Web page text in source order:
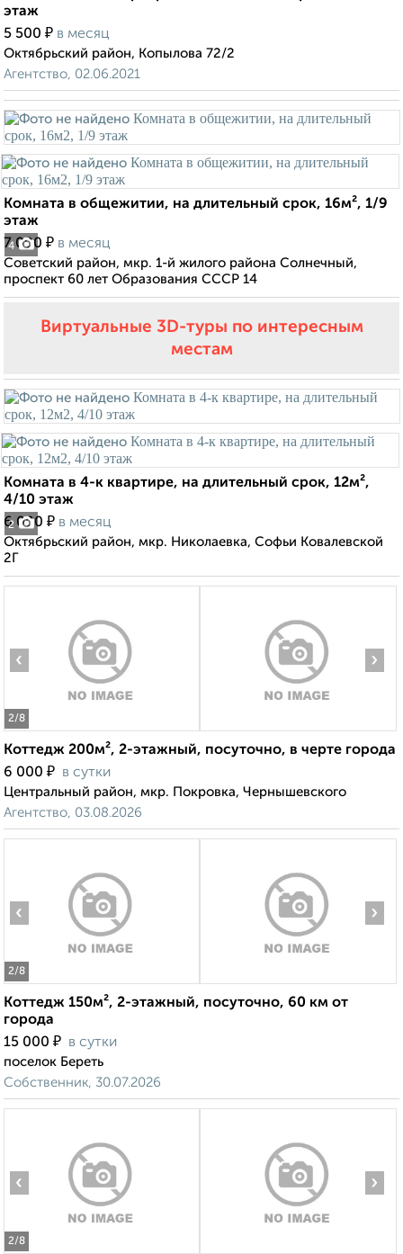
этаж
5 500 ₽ в месяц
Октябрьский район, Копылова 72/2
Агентство, 02.06.2021
4
Комната в общежитии, на длительный срок, 16м², 1/9
этаж
7 000 ₽ в месяц
Советский район, мкр. 1-й жилого района Солнечный,
проспект 60 лет Образования СССР 14
Виртуальные 3D-туры по интересным
местам
2
Комната в 4-к квартире, на длительный срок, 12м²,
4/10 этаж
6 000 ₽ в месяц
Октябрьский район, мкр. Николаевка, Софьи Ковалевской
2Г
2/8
‹ ›
Коттедж 200м², 2-этажный, посуточно, в черте города
6 000 ₽ в сутки
Центральный район, мкр. Покровка, Чернышевского
Агентство, 03.08.2026
2/8
‹ ›
Коттедж 150м², 2-этажный, посуточно, 60 км от
города
15 000 ₽ в сутки
поселок Береть
Собственник, 30.07.2026
2/8
‹ ›